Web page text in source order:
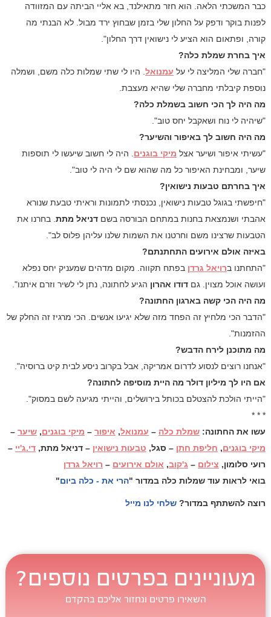
כבר המשכתי הלאה. הוא חזר מתאילנד, בא אליי הביתה עם המזוודה
לפנות בוקר ודפק על החלון שלי בזמן שבחוץ ירד מבול. לא הבנתי מה
קורה, ופתאום הוא הציע לי נישואין דרך החלון".
איך בחרת שמלת כלה?
"חברה שלי המליצה לי על עמנואל. היו לי שתי שמלות כלה משם, ושמלה
נוספת קיבלתי מחברה שלי שהיא מעצבת.
מה היה לך הכי חשוב בשמלת כלה?
"שיהיה לי נוח ושאקבל יחס טוב".
מה היה חשוב לך באיפור והשיער?
"עשיתי איפור ושיער אצל מיקי בוגנים . היה לי חשוב שיעשו לי תוספות
שיער, ומבחינת האיפור כל מה שהוא שם לי היה לי טוב".
איך בחרתם טבעות נישואין?
"חיפשתי בגוגל טבעות נישואין, נכנסתי לתמונות וראיתי טבעת שנורא
אהבתי ושנמצאת בחנות במתחם הבורסה בשם דניאל מתת. בחרנו את
הטבעות שרצינו משם וחרטנו את השמות שלנו עליהן פלוס לב".
באיזה אולם אירועים התחתנתם?
"התחתנו ברויאל גרדן בפתח תקווה. מקום מדהים שמעניק יחס נפלא
ועושה אוכל מצוין. גם דודו אהרון הגיע לחתונה, נתן לי לשיר וזרם איתנו".
מה היה הכי קשה בארגון החתונה?
"הדבר הכי מלחיץ זה הפחד מזה שלא יגיעו אנשים. הכי מרגיז זה החלק של
ההזמנות".
מה מתוכנן לירח הדבש?
"אנחנו רוצים לנסוע לדרום אמריקה, אבל בקרוב ניסע לבית קיט ברוסיה".
אם היו לך מיליון דולר מה היית מוסיפה לחתונה?
"הייתי הולכת להצטלם בכותל בירושלים, והייתי מגיעה לשם במסוק".
* * *
עשו את החתונה: שמלת כלה – עמנואל, איפור– מיקי בוגנים, שיער–
מיקי בוגנים, חליפת חתן – סגל, טבעות נישואין – דניאל מתת, די.ג'יי –
רועי סלומון, צילום – ג'קוב, אולם אירועים – רויאל גרדן
בואי לראות עוד שמלות כלה במדור "הרי את - כלה ביום"
רוצה להשתתף במדור? שלחי לנו מייל
מעוניינים בפרטים נוספים?
השאירו פרטים ונחזור אליכם בהקדם